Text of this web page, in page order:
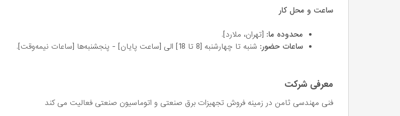
ساعت و محل کار
محدوده ما: [تهران، ملارد].
ساعات حضور: شنبه تا چهارشنبه [8 تا 18] الی [ساعت پایان] - پنجشنبه‌ها [ساعات نیمه‌وقت].
معرفی شرکت
فنی مهندسی ثامن در زمینه فروش تجهیزات برق صنعتی و اتوماسیون صنعتی فعالیت می کند